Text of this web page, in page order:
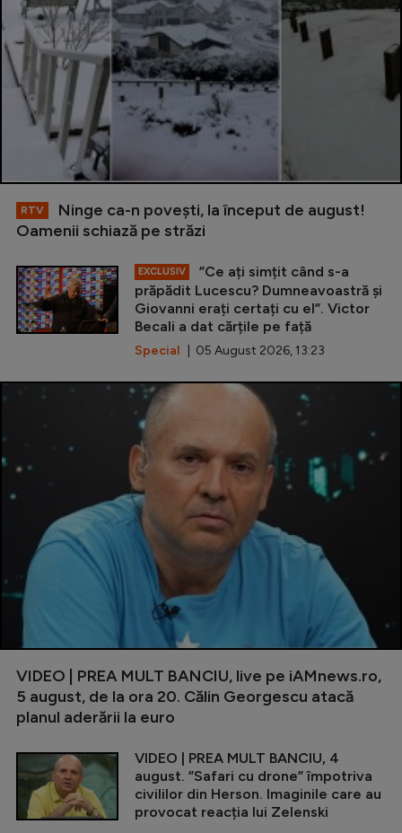
RTV
Ninge ca-n povești, la început de august!
Oamenii schiază pe străzi
EXCLUSIV
”Ce ați simțit când s-a
prăpădit Lucescu? Dumneavoastră și
Giovanni erați certați cu el”. Victor
Becali a dat cărțile pe față
Special | 05 August 2026, 13:23
VIDEO | PREA MULT BANCIU, live pe iAMnews.ro,
5 august, de la ora 20. Călin Georgescu atacă
planul aderării la euro
VIDEO | PREA MULT BANCIU, 4
august. ”Safari cu drone” împotriva
civililor din Herson. Imaginile care au
provocat reacția lui Zelenski